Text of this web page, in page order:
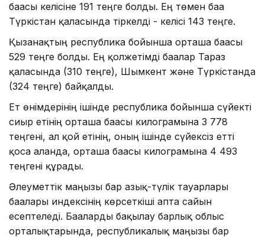
бағасы келісіне 191 теңге болды. Ең төмен баға
Түркістан қаласында тіркелді - келісі 143 теңге.
Қызанақтың республика бойынша орташа бағасы
529 теңге болды. Ең қолжетімді бағалар Тараз
қаласында (310 теңге), Шымкент және Түркістанда
(324 теңге) байқалды.
Ет өнімдерінің ішінде республика бойынша сүйекті
сиыр етінің орташа бағасы килограмына 3 778
теңгені, ал қой етінің, оның ішінде сүйексіз етті
қоса алғанда, орташа бағасы килограмына 4 493
теңгені құрады.
Әлеуметтік маңызы бар азық-түлік тауарлары
бағалары индексінің көрсеткіші апта сайын
есептеледі. Бағаларды бақылау барлық облыс
орталықтарында, республикалық маңызы бар